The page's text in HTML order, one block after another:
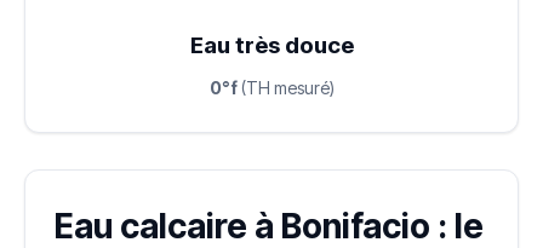
Eau très douce
0°f(TH mesuré)
Eau calcaire à Bonifacio : le